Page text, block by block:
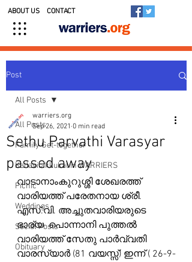
ABOUT US CONTACT
Post
All Posts
Family Get-together
Kedavilakkukal in WARRIERS
Picnic
Weddings
Social Posts
Obituary
All Posts
Sethu Parvathi Varasyar
passed away
warriers.org
Sep 26, 2021 0 min read
വാടാനാംകുറുശ്ശി ശേഖരത്ത്
വാരിയത്ത് പരേതനായ ശ്രീ.
എസ്.വി. അച്ചുതവാരിയരുടെ
ഭാര്യ  പൊന്നാനി പുത്തൽ
വാരിയത്ത് സേതു പാർവ്വതി
വാരസ്യാർ (81 വയസ്സ്) ഇന്ന് ( 26-9-